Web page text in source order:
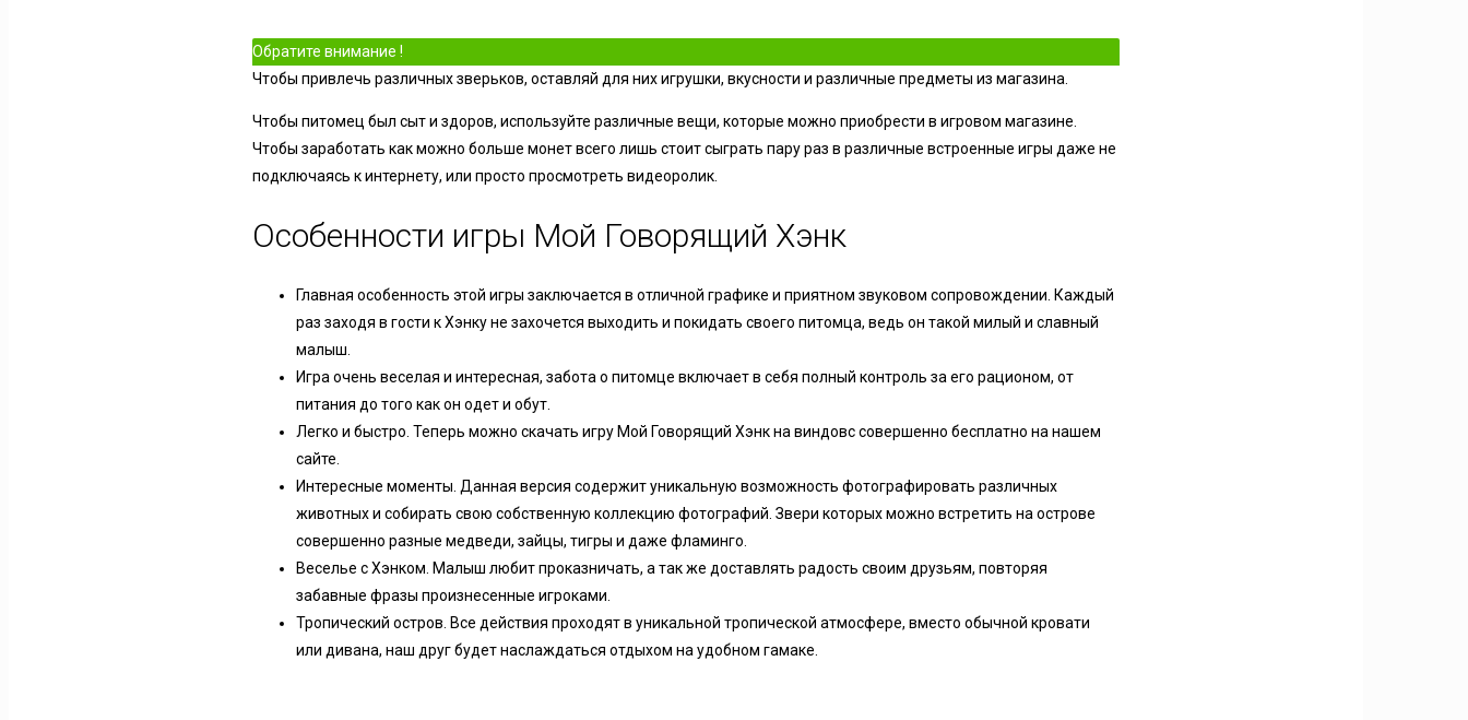
Обратите внимание !
Чтобы привлечь различных зверьков, оставляй для них игрушки, вкусности и различные предметы из магазина.
Чтобы питомец был сыт и здоров, используйте различные вещи, которые можно приобрести в игровом магазине.
Чтобы заработать как можно больше монет всего лишь стоит сыграть пару раз в различные встроенные игры даже не
подключаясь к интернету, или просто просмотреть видеоролик.
Особенности игры Мой Говорящий Хэнк
Главная особенность этой игры заключается в отличной графике и приятном звуковом сопровождении. Каждый
раз заходя в гости к Хэнку не захочется выходить и покидать своего питомца, ведь он такой милый и славный
малыш.
Игра очень веселая и интересная, забота о питомце включает в себя полный контроль за его рационом, от
питания до того как он одет и обут.
Легко и быстро. Теперь можно скачать игру Мой Говорящий Хэнк на виндовс совершенно бесплатно на нашем
сайте.
Интересные моменты. Данная версия содержит уникальную возможность фотографировать различных
животных и собирать свою собственную коллекцию фотографий. Звери которых можно встретить на острове
совершенно разные медведи, зайцы, тигры и даже фламинго.
Веселье с Хэнком. Малыш любит проказничать, а так же доставлять радость своим друзьям, повторяя
забавные фразы произнесенные игроками.
Тропический остров. Все действия проходят в уникальной тропической атмосфере, вместо обычной кровати
или дивана, наш друг будет наслаждаться отдыхом на удобном гамаке.